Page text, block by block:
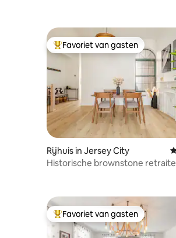
Topfavoriet van gasten
Favoriet van gasten
Rijhuis in Jersey City
Historische brownstone
Topfavoriet van gasten
Favoriet van gasten